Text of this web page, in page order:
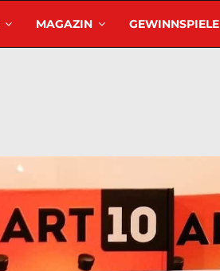
MAGAZIN GEWINNSPIELE